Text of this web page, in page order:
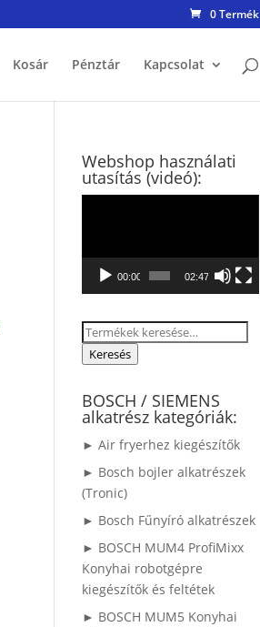
0 Termék
Kosár Pénztár Kapcsolat
Webshop használati
utasítás (videó):
00:00 02:47
Keresés
Keresés
BOSCH / SIEMENS
alkatrész kategóriák:
► Air fryerhez kiegészítők
► Bosch bojler alkatrészek
(Tronic)
► Bosch Fűnyíró alkatrészek
► BOSCH MUM4 ProfiMixx
Konyhai robotgépre
kiegészítők és feltétek
► BOSCH MUM5 Konyhai